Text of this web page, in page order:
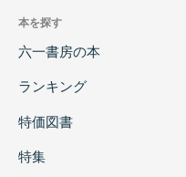
本を探す
六一書房の本
ランキング
特価図書
特集